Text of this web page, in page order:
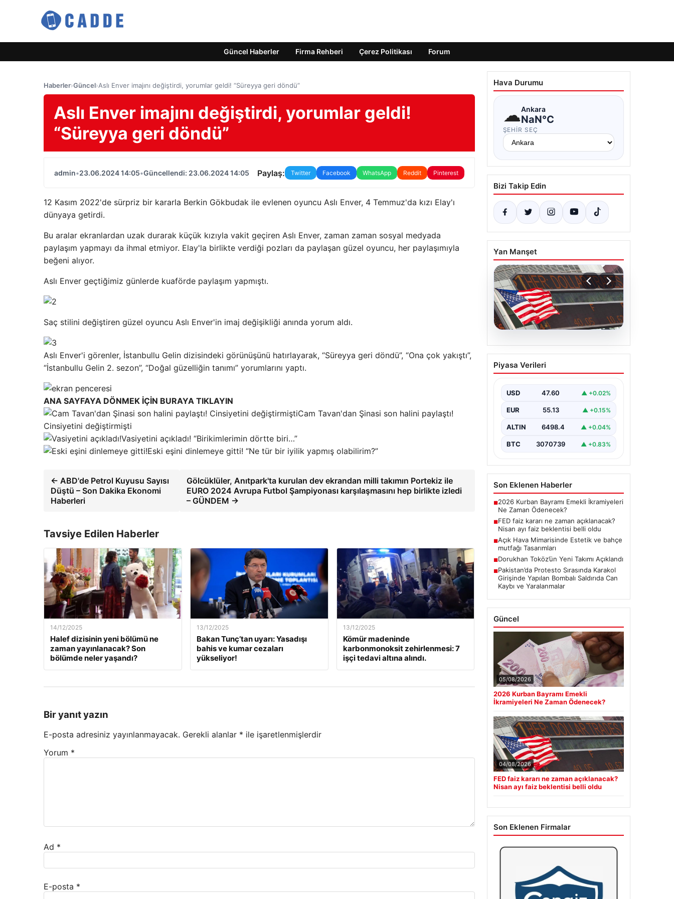
Güncel Haberler Firma Rehberi Çerez Politikası Forum
Haberler›Güncel›Aslı Enver imajını değiştirdi, yorumlar geldi! “Süreyya geri döndü”
Aslı Enver imajını değiştirdi, yorumlar geldi!
“Süreyya geri döndü”
admin•23.06.2024 14:05•Güncellendi: 23.06.2024 14:05 Paylaş: Twitter Facebook WhatsApp Reddit Pinterest
12 Kasım 2022'de sürpriz bir kararla Berkin Gökbudak ile evlenen oyuncu Aslı Enver, 4 Temmuz'da kızı Elay'ı
dünyaya getirdi.
Bu aralar ekranlardan uzak durarak küçük kızıyla vakit geçiren Aslı Enver, zaman zaman sosyal medyada
paylaşım yapmayı da ihmal etmiyor. Elay'la birlikte verdiği pozları da paylaşan güzel oyuncu, her paylaşımıyla
beğeni alıyor.
Aslı Enver geçtiğimiz günlerde kuaförde paylaşım yapmıştı.
Saç stilini değiştiren güzel oyuncu Aslı Enver'in imaj değişikliği anında yorum aldı.
Aslı Enver'i görenler, İstanbullu Gelin dizisindeki görünüşünü hatırlayarak, “Süreyya geri döndü”, “Ona çok yakıştı”,
“İstanbullu Gelin 2. sezon”, “Doğal güzelliğin tanımı” yorumlarını yaptı.
ANA SAYFAYA DÖNMEK İÇİN BURAYA TIKLAYIN
Cam Tavan'dan Şinasi son halini paylaştı!
Cinsiyetini değiştirmişti
Vasiyetini açıkladı! “Birikimlerimin dörtte biri…”
Eski eşini dinlemeye gitti! “Ne tür bir iyilik yapmış olabilirim?”
← ABD'de Petrol Kuyusu Sayısı
Düştü – Son Dakika Ekonomi
Haberleri
Gölcüklüler, Anıtpark'ta kurulan dev ekrandan milli takımın Portekiz ile
EURO 2024 Avrupa Futbol Şampiyonası karşılaşmasını hep birlikte izledi
– GÜNDEM →
Tavsiye Edilen Haberler
14/12/2025
Halef dizisinin yeni bölümü ne
zaman yayınlanacak? Son
bölümde neler yaşandı?
13/12/2025
Bakan Tunç’tan uyarı: Yasadışı
bahis ve kumar cezaları
yükseliyor!
13/12/2025
Kömür madeninde
karbonmonoksit zehirlenmesi: 7
işçi tedavi altına alındı.
Bir yanıt yazın
E-posta adresiniz yayınlanmayacak. Gerekli alanlar * ile işaretlenmişlerdir
Yorum *
Ad *
E-posta *
Hava Durumu
☁Ankara
NaN°C
ŞEHIR SEÇ
Bizi Takip Edin
Yan Manşet
04.08.2026
FED faiz kararı ne zaman
açıklanacak? Nisan ayı
Piyasa Verileri
USD 47.60 ▲ +0.02%
EUR 55.13 ▲ +0.15%
ALTIN 6498.4 ▲ +0.04%
BTC 3070739 ▲ +0.83%
Son Eklenen Haberler
■2026 Kurban Bayramı Emekli İkramiyeleri
Ne Zaman Ödenecek?
■FED faiz kararı ne zaman açıklanacak?
Nisan ayı faiz beklentisi belli oldu
■Açık Hava Mimarisinde Estetik ve bahçe
mutfağı Tasarımları
■Dorukhan Toköz’ün Yeni Takımı Açıklandı
■Pakistan’da Protesto Sırasında Karakol
Girişinde Yapılan Bombalı Saldırıda Can
Kaybı ve Yaralanmalar
Güncel
05/08/2026
2026 Kurban Bayramı Emekli
İkramiyeleri Ne Zaman Ödenecek?
04/08/2026
FED faiz kararı ne zaman açıklanacak?
Nisan ayı faiz beklentisi belli oldu
Son Eklenen Firmalar